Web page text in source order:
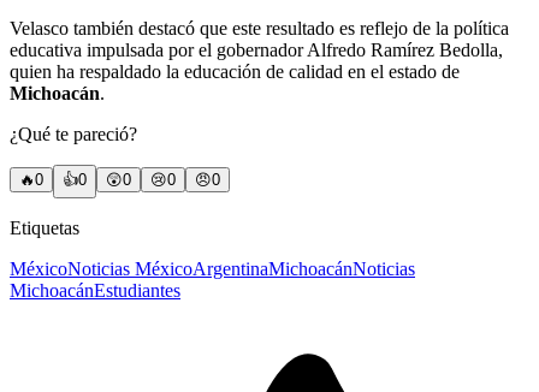
Velasco también destacó que este resultado es reflejo de la política
educativa impulsada por el gobernador Alfredo Ramírez Bedolla,
quien ha respaldado la educación de calidad en el estado de
Michoacán.
¿Qué te pareció?
🔥0 👍0 😲0 😢0 😠0
Etiquetas
MéxicoNoticias MéxicoArgentinaMichoacánNoticias
MichoacánEstudiantes